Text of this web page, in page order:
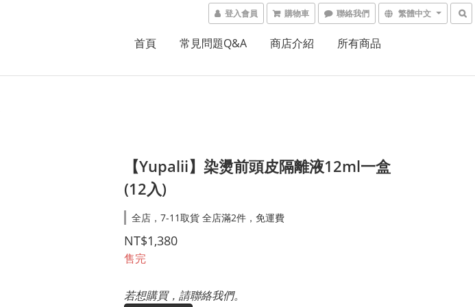
登入會員 購物車 聯絡我們 繁體中文
首頁 常見問題Q&A 商店介紹 所有商品
【Yupalii】染燙前頭皮隔離液12ml一盒
(12入)
全店，7-11取貨 全店滿2件，免運費
NT$1,380
售完
若想購買，請聯絡我們。